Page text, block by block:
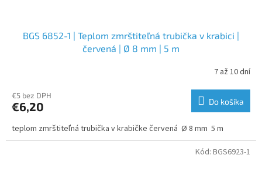
BGS 6852-1 | Teplom zmrštiteľná trubička v krabici |
červená | Ø 8 mm | 5 m
7 až 10 dní
€5 bez DPH
€6,20 Do košíka
teplom zmrštiteľná trubička v krabičke červená Ø 8 mm 5 m
Kód: BGS6923-1